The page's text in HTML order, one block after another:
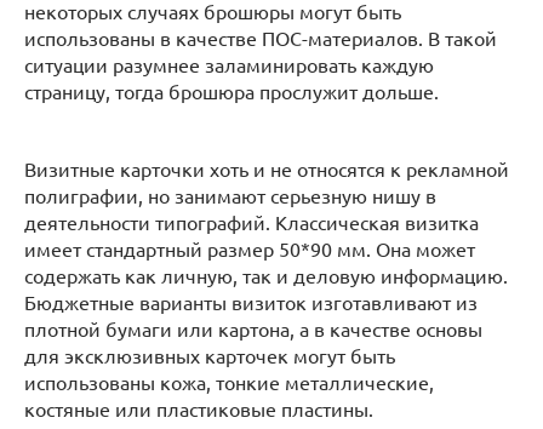
некоторых случаях брошюры могут быть
использованы в качестве ПОС-материалов. В такой
ситуации разумнее заламинировать каждую
страницу, тогда брошюра прослужит дольше.
Визитные карточки хоть и не относятся к рекламной
полиграфии, но занимают серьезную нишу в
деятельности типографий. Классическая визитка
имеет стандартный размер 50*90 мм. Она может
содержать как личную, так и деловую информацию.
Бюджетные варианты визиток изготавливают из
плотной бумаги или картона, а в качестве основы
для эксклюзивных карточек могут быть
использованы кожа, тонкие металлические,
костяные или пластиковые пластины.